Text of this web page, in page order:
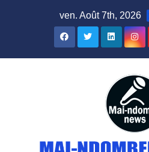
ven. Août 7th, 2026